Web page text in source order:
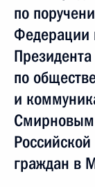
по
Федерации
по
и
Смирновым
граждан в